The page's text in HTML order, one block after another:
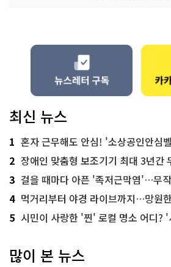
최신 뉴스
1 혼자 근무해도 안심! '소상공인안심
2 장애인 맞춤형 보조기기 최대 3년간 무
3 걸을 때마다 아픈 '족저근막염'…무작정 참
4 먹거리부터 야경 라이브까지…망원
5 시민이 사랑한 '찐' 로컬 명소 어디? '서
많이 본 뉴스